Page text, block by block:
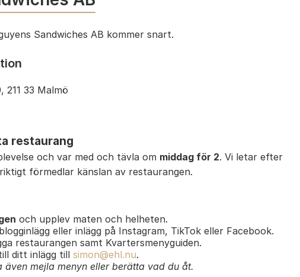
Sandwiches AB kommer snart.
211 33 Malmö
restaurang
och var med och tävla om middag för 2. Vi letar efter
förmedlar känslan av restaurangen.
och upplev maten och helheten.
eller inlägg på Instagram, TikTok eller Facebook.
restaurangen samt Kvartersmenyguiden.
ditt inlägg till simon@ehl.nu.
även mejla menyn eller berätta vad du åt.